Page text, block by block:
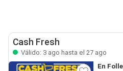
Cash Fresh
Válido: 3 ago hasta el 27 ago
En